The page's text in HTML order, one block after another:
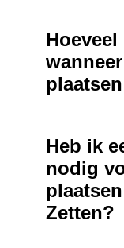
Heb ik
nodig
Zetten?